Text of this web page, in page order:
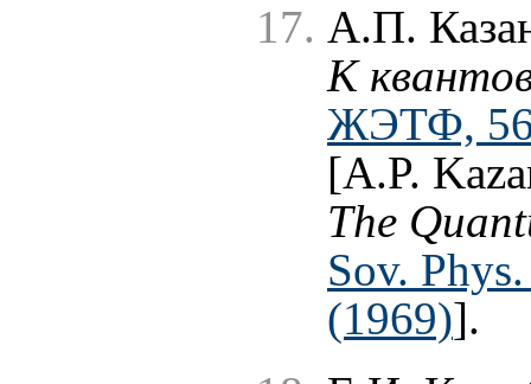
А.П.
К
ЖЭТФ, 56
[A.P.
The
Sov.
(1969)].